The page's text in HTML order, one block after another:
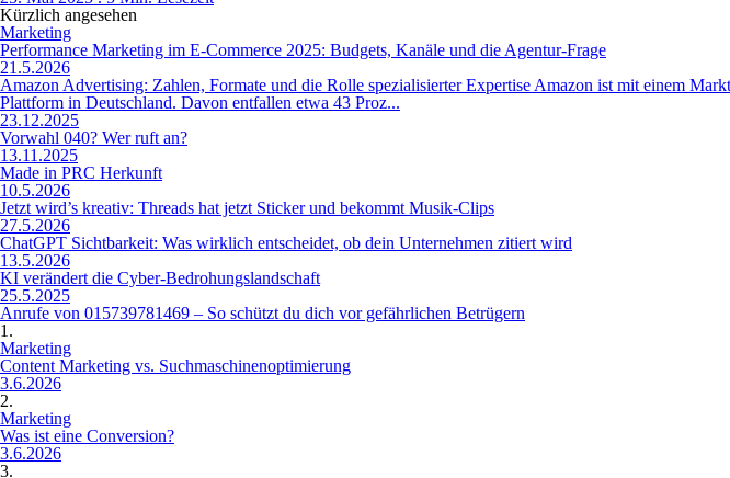
Kürzlich angesehen
Marketing
Performance Marketing im E-Commerce 2025: Budgets, Kanäle und die Agentur-Frage
21.5.2026
Amazon Advertising: Zahlen, Formate und die Rolle spezialisierter Expertise Amazon ist mit einem
Plattform in Deutschland. Davon entfallen etwa 43 Proz...
23.12.2025
Vorwahl 040? Wer ruft an?
13.11.2025
Made in PRC Herkunft
10.5.2026
Jetzt wird’s kreativ: Threads hat jetzt Sticker und bekommt Musik-Clips
27.5.2026
ChatGPT Sichtbarkeit: Was wirklich entscheidet, ob dein Unternehmen zitiert wird
13.5.2026
KI verändert die Cyber-Bedrohungslandschaft
25.5.2025
Anrufe von 015739781469 – So schützt du dich vor gefährlichen Betrügern
1.
Marketing
Content Marketing vs. Suchmaschinenoptimierung
3.6.2026
2.
Marketing
Was ist eine Conversion?
3.6.2026
3.